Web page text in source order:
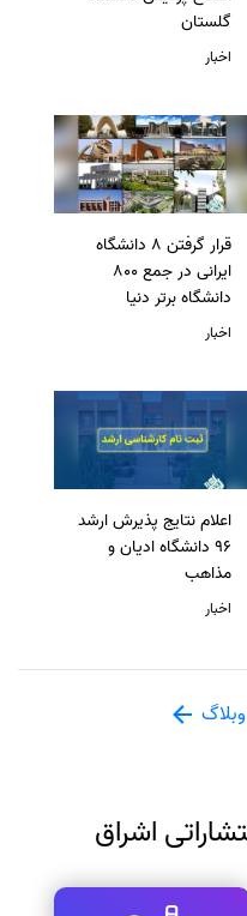
گلستان
اخبار
قرار گرفتن 8 دانشگاه
ایرانی در جمع 800
دانشگاه برتر دنیا
اخبار
اعلام نتایج پذیرش ارشد
96 دانشگاه ادیان و
مذاهب
اخبار
اشراق